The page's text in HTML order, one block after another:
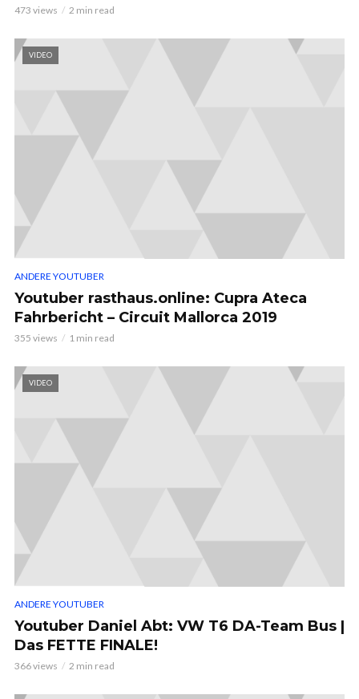
473 views 2 min read
VIDEO
ANDERE YOUTUBER
Youtuber rasthaus.online: Cupra Ateca
Fahrbericht – Circuit Mallorca 2019
355 views 1 min read
VIDEO
ANDERE YOUTUBER
Youtuber Daniel Abt: VW T6 DA-Team Bus |
Das FETTE FINALE!
366 views 2 min read